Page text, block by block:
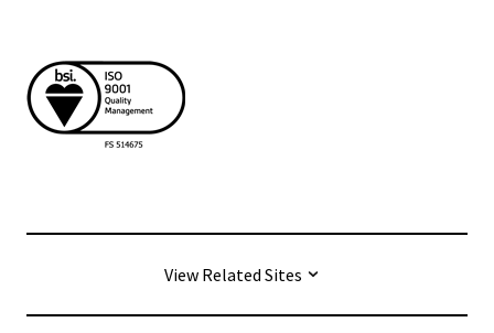
View Related Sites